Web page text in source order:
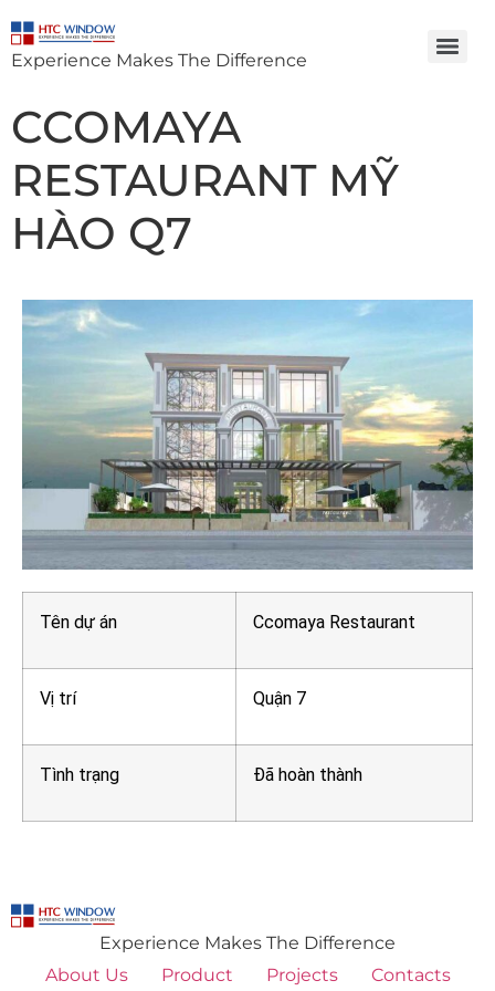
Experience Makes The Difference
CCOMAYA
RESTAURANT MỸ
HÀO Q7
Tên dự án Ccomaya Restaurant
Vị trí Quận 7
Tình trạng Đã hoàn thành
Experience Makes The Difference
About Us
Product Projects Contacts